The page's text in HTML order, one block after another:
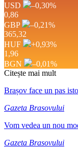
USD
–0,30%
0,86
GBP
–0,21%
365,32
HUF
+0,93%
1,96
BGN
–0,01%
Citește mai mult
Brașov face un pas
Gazeta Brasovului
Vom vedea un nou
Gazeta Brasovului